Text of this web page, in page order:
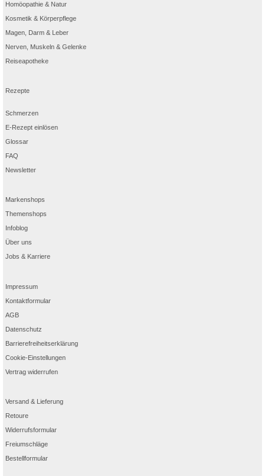
Homöopathie & Natur
Kosmetik & Körperpflege
Magen, Darm & Leber
Nerven, Muskeln & Gelenke
Reiseapotheke
Rezepte
Schmerzen
E-Rezept einlösen
Glossar
FAQ
Newsletter
Markenshops
Themenshops
Infoblog
Über uns
Jobs & Karriere
Impressum
Kontaktformular
AGB
Datenschutz
Barrierefreiheitserklärung
Cookie-Einstellungen
Vertrag widerrufen
Versand & Lieferung
Retoure
Widerrufsformular
Freiumschläge
Bestellformular